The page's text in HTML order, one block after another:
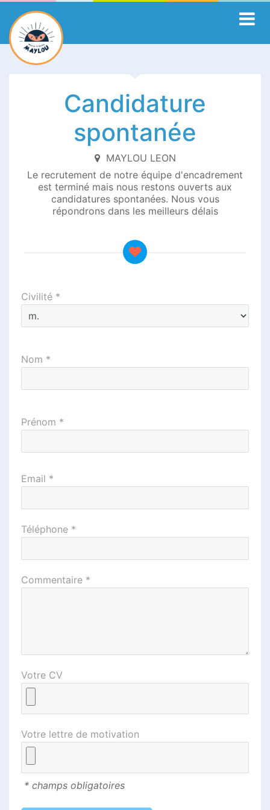
Candidature
spontanée
MAYLOU LEON
Le recrutement de notre équipe d'encadrement
est terminé mais nous restons ouverts aux
candidatures spontanées. Nous vous
répondrons dans les meilleurs délais
Civilité *
Nom *
Prénom *
Email *
Téléphone *
Commentaire *
Votre CV
Votre lettre de motivation
* champs obligatoires